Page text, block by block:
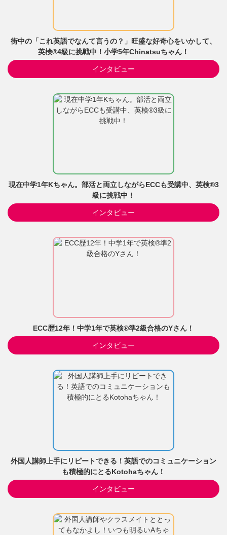
街中の「これ英語でなんて言うの？」旺盛な好奇心をいかして、
英検®4級に挑戦中！小学5年Chinatsuちゃん！
インタビュー
現在中学1年Kちゃん。部活と両立しながらECCも受講中、英検®3
級に挑戦中！
インタビュー
ECC歴12年！中学1年で英検®準2級合格のYさん！
インタビュー
外国人講師上手にリピートできる！英語でのコミュニケーション
も積極的にとるKotohaちゃん！
インタビュー